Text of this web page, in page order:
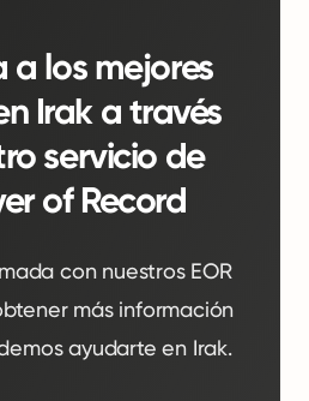
los mejores
Irak a través
servicio de
of Record
con nuestros EOR
más información
ayudarte en Irak.